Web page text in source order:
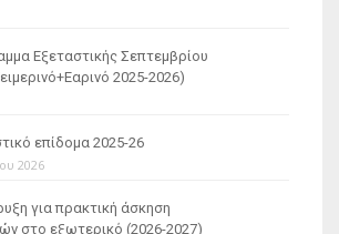
Εξεταστικής Σεπτεμβρίου
2025-2026)
επίδομα 2025-26
2026
για πρακτική άσκηση
στο εξωτερικό (2026-2027)